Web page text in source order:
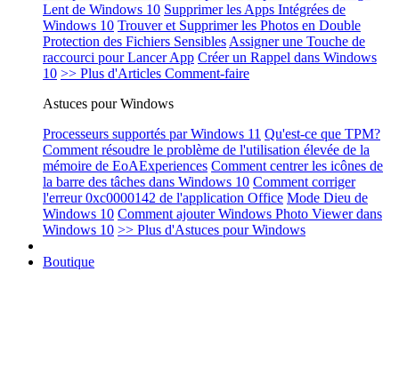
Lent de Windows 10 Supprimer les Apps Intégrées de
Windows 10 Trouver et Supprimer les Photos en Double
Protection des Fichiers Sensibles Assigner une Touche de
raccourci pour Lancer App Créer un Rappel dans Windows
10 >> Plus d'Articles Comment-faire
Astuces pour Windows
Processeurs supportés par Windows 11 Qu'est-ce que TPM?
Comment résoudre le problème de l'utilisation élevée de la
mémoire de EoAExperiences Comment centrer les icônes de
la barre des tâches dans Windows 10 Comment corriger
l'erreur 0xc0000142 de l'application Office Mode Dieu de
Windows 10 Comment ajouter Windows Photo Viewer dans
Windows 10 >> Plus d'Astuces pour Windows
Boutique